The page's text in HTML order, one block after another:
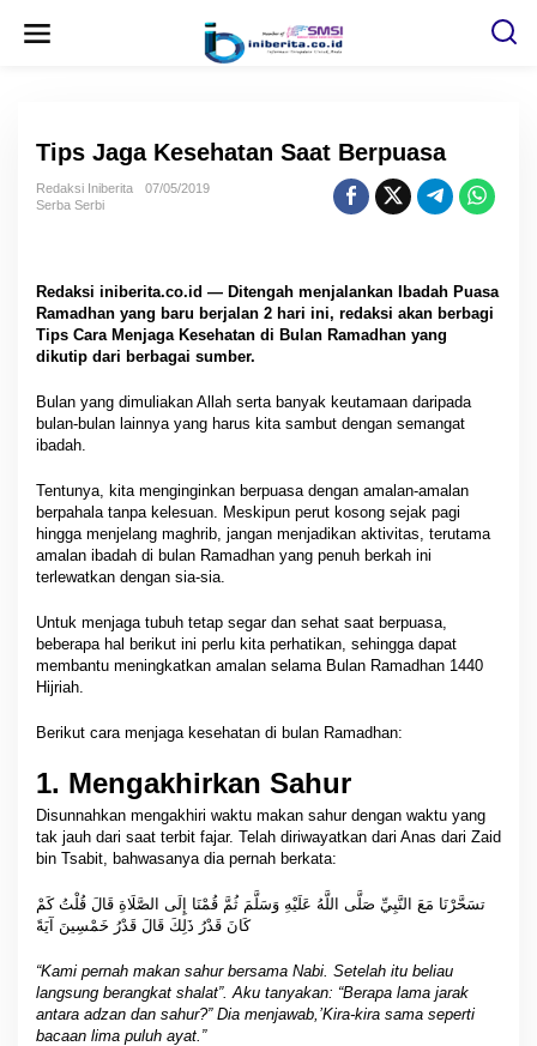
Tips Jaga Kesehatan Saat Berpuasa
Redaksi Iniberita
07/05/2019
Serba Serbi
Redaksi iniberita.co.id — Ditengah menjalankan Ibadah Puasa
Ramadhan yang baru berjalan 2 hari ini, redaksi akan berbagi
Tips Cara Menjaga Kesehatan di Bulan Ramadhan yang
dikutip dari berbagai sumber.
Bulan yang dimuliakan Allah serta banyak keutamaan daripada
bulan-bulan lainnya yang harus kita sambut dengan semangat
ibadah.
Tentunya, kita menginginkan berpuasa dengan amalan-amalan
berpahala tanpa kelesuan. Meskipun perut kosong sejak pagi
hingga menjelang maghrib, jangan menjadikan aktivitas, terutama
amalan ibadah di bulan Ramadhan yang penuh berkah ini
terlewatkan dengan sia-sia.
Untuk menjaga tubuh tetap segar dan sehat saat berpuasa,
beberapa hal berikut ini perlu kita perhatikan, sehingga dapat
membantu meningkatkan amalan selama Bulan Ramadhan 1440
Hijriah.
Berikut cara menjaga kesehatan di bulan Ramadhan:
1. Mengakhirkan Sahur
Disunnahkan mengakhiri waktu makan sahur dengan waktu yang
tak jauh dari saat terbit fajar. Telah diriwayatkan dari Anas dari Zaid
bin Tsabit, bahwasanya dia pernah berkata:
تسَحَّرْنَا مَعَ النَّبِيِّ صَلَّى اللَّهُ عَلَيْهِ وَسَلَّمَ ثُمَّ قُمْنَا إِلَى الصَّلَاةِ قَالَ قُلْتُ كَمْ
كَانَ قَدْرُ ذَلِكَ قَالَ قَدْرُ خَمْسِينَ آيَةً
“Kami pernah makan sahur bersama Nabi. Setelah itu beliau
langsung berangkat shalat”. Aku tanyakan: “Berapa lama jarak
antara adzan dan sahur?” Dia menjawab,’Kira-kira sama seperti
bacaan lima puluh ayat.”